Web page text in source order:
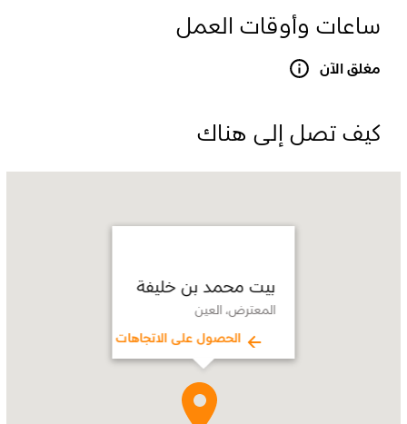
ساعات وأوقات العمل
مغلق الآن
كيف تصل إلى هناك
بيت محمد بن خليفة
المعترض، العين
الحصول على الاتجاهات